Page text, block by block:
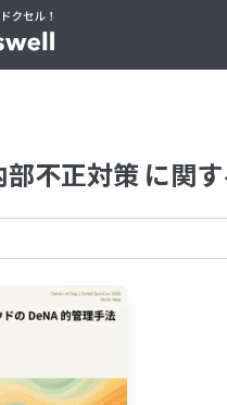
部不正対策 に関